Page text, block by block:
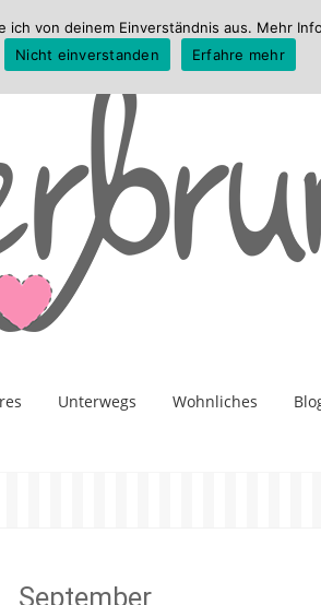
Unterwegs Wohnliches
September
von deinem Einverständnis aus. Mehr
Nicht einverstanden Erfahre mehr